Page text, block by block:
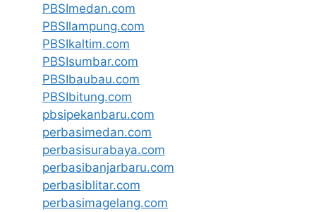
PBSImedan.com
PBSIlampung.com
PBSIkaltim.com
PBSIsumbar.com
PBSIbaubau.com
PBSIbitung.com
pbsipekanbaru.com
perbasimedan.com
perbasisurabaya.com
perbasibanjarbaru.com
perbasiblitar.com
perbasimagelang.com